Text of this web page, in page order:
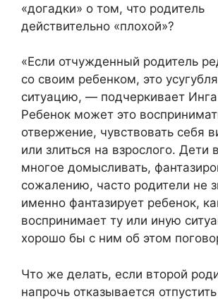
«догадки» о том, что родитель
действительно «плохой»?
«Если отчужденный родитель
со своим ребенком, это
ситуацию, — подчеркивает
Ребенок может это
отвержение, чувствовать себя
или злиться на взрослого. Дети
многое домысливать,
сожалению, часто родители не
именно фантазирует ребенок,
воспринимает ту или иную
хорошо бы с ним об этом
Что же делать, если второй
напрочь отказывается